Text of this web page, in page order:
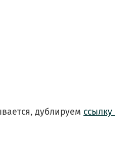
дублируем ссылку